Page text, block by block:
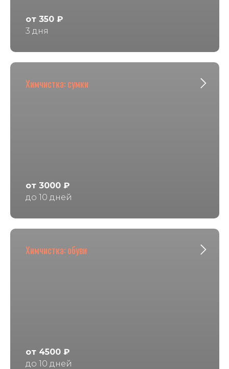
от 350 ₽
3 дня
Химчистка: сумки
от 3000 ₽
до 10 дней
Химчистка: обуви
от 4500 ₽
до 10 дней